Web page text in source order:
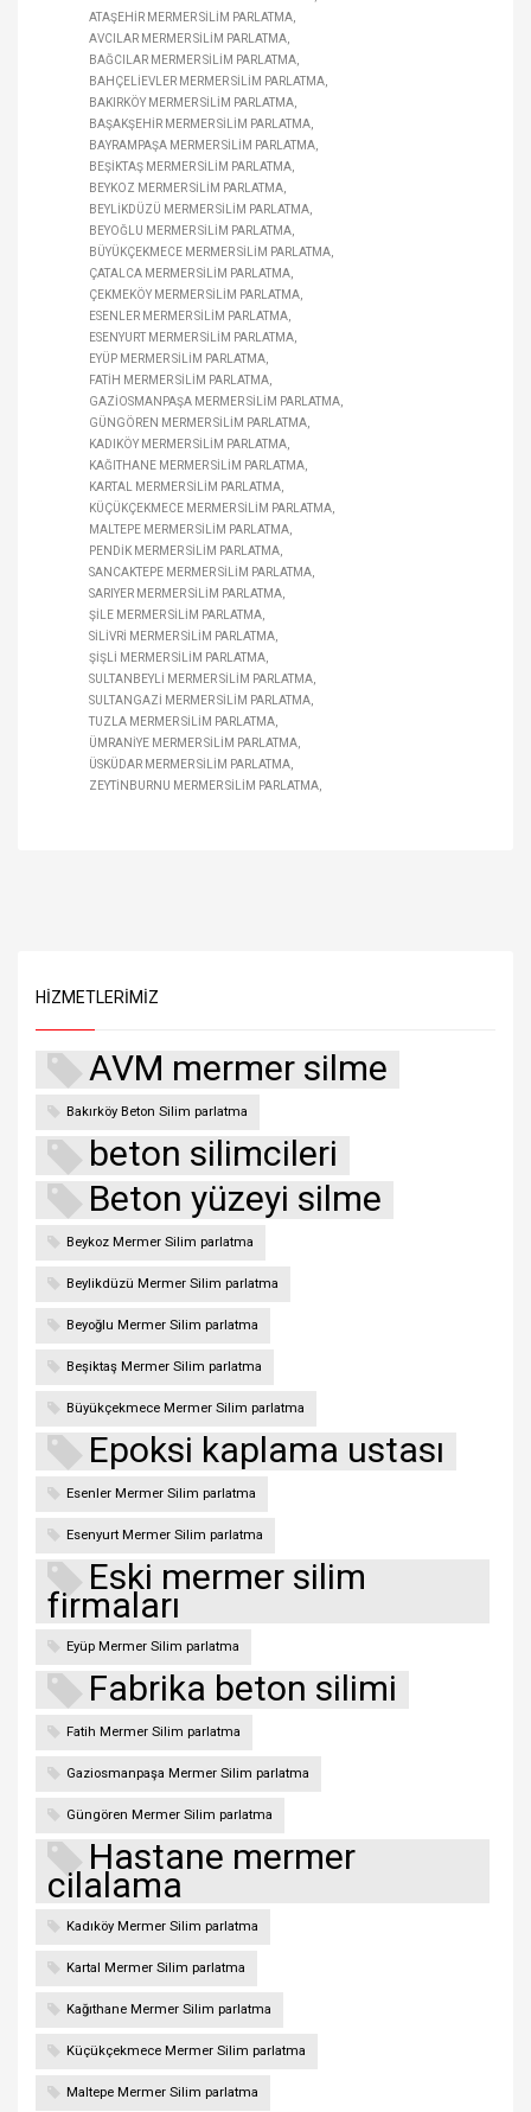
ATAŞEHIR MERMER SILIM PARLATMA
AVCILAR MERMER SILIM PARLATMA
BAĞCILAR MERMER SILIM PARLATMA
BAHÇELIEVLER MERMER SILIM PARLATMA
BAKIRKÖY MERMER SILIM PARLATMA
BAŞAKŞEHIR MERMER SILIM PARLATMA
BAYRAMPAŞA MERMER SILIM PARLATMA
BEŞIKTAŞ MERMER SILIM PARLATMA
BEYKOZ MERMER SILIM PARLATMA
BEYLIKDÜZÜ MERMER SILIM PARLATMA
BEYOĞLU MERMER SILIM PARLATMA
BÜYÜKÇEKMECE MERMER SILIM PARLATMA
ÇATALCA MERMER SILIM PARLATMA
ÇEKMEKÖY MERMER SILIM PARLATMA
ESENLER MERMER SILIM PARLATMA
ESENYURT MERMER SILIM PARLATMA
EYÜP MERMER SILIM PARLATMA
FATIH MERMER SILIM PARLATMA
GAZIOSMANPAŞA MERMER SILIM PARLATMA
GÜNGÖREN MERMER SILIM PARLATMA
KADIKÖY MERMER SILIM PARLATMA
KAĞITHANE MERMER SILIM PARLATMA
KARTAL MERMER SILIM PARLATMA
KÜÇÜKÇEKMECE MERMER SILIM PARLATMA
MALTEPE MERMER SILIM PARLATMA
PENDIK MERMER SILIM PARLATMA
SANCAKTEPE MERMER SILIM PARLATMA
SARIYER MERMER SILIM PARLATMA
ŞILE MERMER SILIM PARLATMA
SILIVRI MERMER SILIM PARLATMA
ŞIŞLI MERMER SILIM PARLATMA
SULTANBEYLI MERMER SILIM PARLATMA
SULTANGAZI MERMER SILIM PARLATMA
TUZLA MERMER SILIM PARLATMA
ÜMRANIYE MERMER SILIM PARLATMA
ÜSKÜDAR MERMER SILIM PARLATMA
ZEYTINBURNU MERMER SILIM PARLATMA
HIZMETLERIMIZ
AVM mermer silme
Bakırköy Beton Silim parlatma
beton silimcileri
Beton yüzeyi silme
Beykoz Mermer Silim parlatma
Beylikdüzü Mermer Silim parlatma
Beyoğlu Mermer Silim parlatma
Beşiktaş Mermer Silim parlatma
Büyükçekmece Mermer Silim parlatma
Epoksi kaplama ustası
Esenler Mermer Silim parlatma
Esenyurt Mermer Silim parlatma
Eski mermer silim
firmaları
Eyüp Mermer Silim parlatma
Fabrika beton silimi
Fatih Mermer Silim parlatma
Gaziosmanpaşa Mermer Silim parlatma
Güngören Mermer Silim parlatma
Hastane mermer
cilalama
Kadıköy Mermer Silim parlatma
Kartal Mermer Silim parlatma
Kağıthane Mermer Silim parlatma
Küçükçekmece Mermer Silim parlatma
Maltepe Mermer Silim parlatma